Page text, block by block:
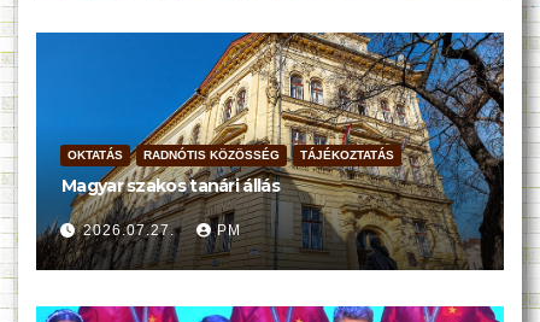
OKTATÁS RADNÓTIS KÖZÖSSÉG TÁJÉKOZTATÁS
Magyar szakos tanári állás
2026.07.27. PM